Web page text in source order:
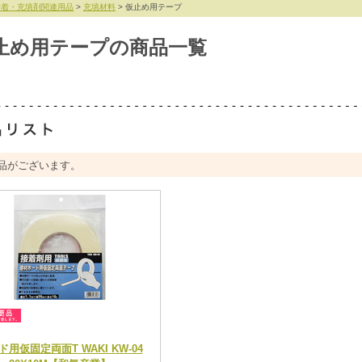
・充填剤関連用品 > 充填材料 > 仮止め用テープ
め用テープの商品一覧
がございます。
用仮固定両面T WAKI KW-04